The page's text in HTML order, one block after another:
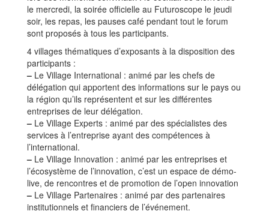
le mercredi, la soirée officielle au Futuroscope le jeudi
soir, les repas, les pauses café pendant tout le forum
sont proposés à tous les participants.
4 villages thématiques d’exposants à la disposition des
participants :
– Le Village International : animé par les chefs de
délégation qui apportent des informations sur le pays ou
la région qu’ils représentent et sur les différentes
entreprises de leur délégation.
– Le Village Experts : animé par des spécialistes des
services à l’entreprise ayant des compétences à
l’international.
– Le Village Innovation : animé par les entreprises et
l’écosystème de l’innovation, c’est un espace de démo-
live, de rencontres et de promotion de l’open innovation
– Le Village Partenaires : animé par des partenaires
institutionnels et financiers de l’événement.